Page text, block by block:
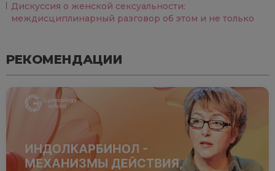
Дискуссия о женской сексуальности:
междисциплинарный разговор об этом и не только
РЕКОМЕНДАЦИИ